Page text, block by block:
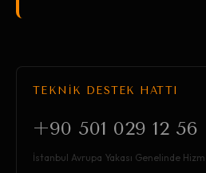
TEKNİK DESTEK HATTI
+90 501 029 12 56
İstanbul Avrupa Yakası Genelinde